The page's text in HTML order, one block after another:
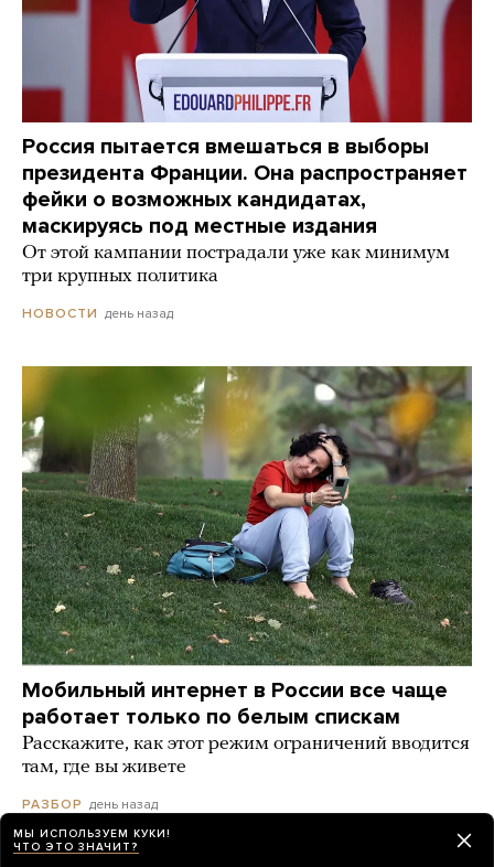
Россия пытается вмешаться в выборы
президента Франции. Она распространяет
фейки о возможных кандидатах,
маскируясь под местные издания
От этой кампании пострадали уже как минимум
три крупных политика
НОВОСТИ день назад
Мобильный интернет в России все чаще
работает только по белым спискам
Расскажите, как этот режим ограничений вводится
там, где вы живете
РАЗБОР день назад
МЫ ИСПОЛЬЗУЕМ КУКИ!
ЧТО ЭТО ЗНАЧИТ?